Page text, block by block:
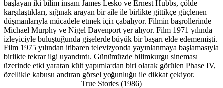
başlayan iki bilim insanı James Lesko ve Ernest Hubbs, çölde
karşılaştıkları, sığınak arayan bir aile ile birlikte gittikçe güçlenen
düşmanlarıyla mücadele etmek için çabalıyor. Filmin başrollerinde
Michael Murphy ve Nigel Davenport yer alıyor. Film 1971 yılında
izleyiciyle buluştuğunda gişelerde büyük bir başarı elde edememişti.
Film 1975 yılından itibaren televizyonda yayınlanmaya başlamasıyla
birlikte tekrar ilgi uyandırdı. Günümüzde bilimkurgu sineması
üzerinde etki yaratan kült yapımlardan biri olarak görülen Phase IV,
özellikle kabusu andıran görsel yoğunluğu ile dikkat çekiyor.
True Stories (1986)